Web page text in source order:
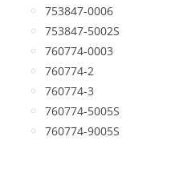
753847-0006
753847-5002S
760774-0003
760774-2
760774-3
760774-5005S
760774-9005S